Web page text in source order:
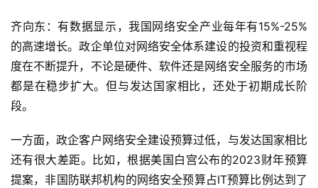
齐向东：有数据显示，我国网络安全产业每年有15%-25%
的高速增长。政企单位对网络安全体系建设的投资和重视程
度在不断提升，不论是硬件、软件还是网络安全服务的市场
都是在稳步扩大。但与发达国家相比，还处于初期成长阶
段。
一方面，政企客户网络安全建设预算过低，与发达国家相比
还有很大差距。比如，根据美国白宫公布的2023财年预算
提案，非国防联邦机构的网络安全预算占IT预算比例达到了